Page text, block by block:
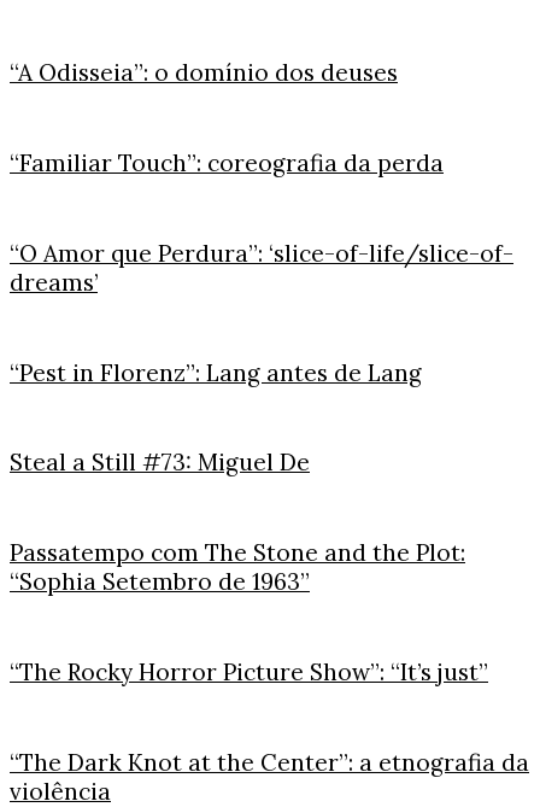
“A Odisseia”: o domínio dos deuses
“Familiar Touch”: coreografia da perda
“O Amor que Perdura”: ‘slice-of-life/slice-of-
dreams’
“Pest in Florenz”: Lang antes de Lang
Steal a Still #73: Miguel De
Passatempo com The Stone and the Plot:
“Sophia Setembro de 1963”
“The Rocky Horror Picture Show”: “It’s just”
“The Dark Knot at the Center”: a etnografia da
violência